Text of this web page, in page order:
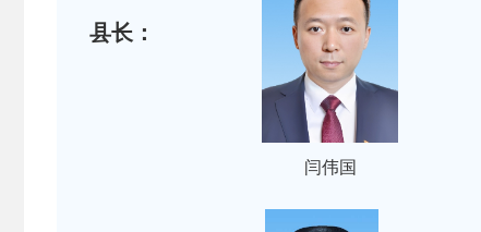
县长：
闫伟国